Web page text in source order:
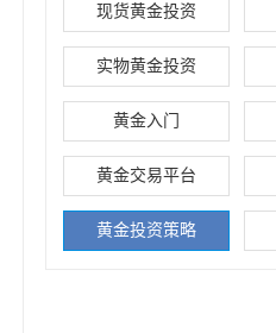
现货黄金投资
实物黄金投资
黄金入门
黄金交易平台
黄金投资策略